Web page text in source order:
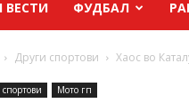
ВЕСТИ ФУДБАЛ
Други спортови Хаос во
Мото гп